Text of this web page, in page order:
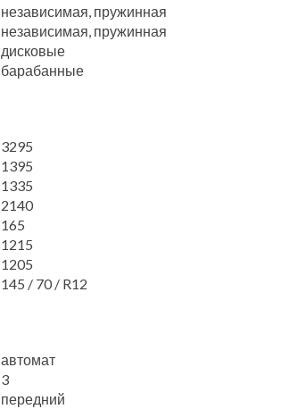
независимая, пружинная
независимая, пружинная
дисковые
барабанные
3295
1395
1335
2140
165
1215
1205
145 / 70 / R12
автомат
3
передний